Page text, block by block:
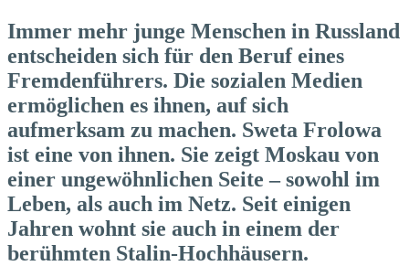
Immer mehr junge Menschen in Russland
entscheiden sich für den Beruf eines
Fremdenführers. Die sozialen Medien
ermöglichen es ihnen, auf sich
aufmerksam zu machen. Sweta Frolowa
ist eine von ihnen. Sie zeigt Moskau von
einer ungewöhnlichen Seite – sowohl im
Leben, als auch im Netz. Seit einigen
Jahren wohnt sie auch in einem der
berühmten Stalin-Hochhäusern.